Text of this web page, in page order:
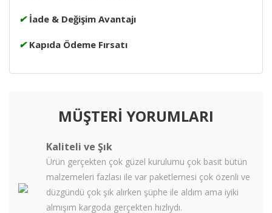
✔ İade & Değişim Avantajı
✔ Kapıda Ödeme Fırsatı
MÜŞTERİ YORUMLARI
Kaliteli ve Şık
Ürün gerçekten çok güzel kurulumu çok basit bütün
malzemeleri fazlası ile var paketlemesi çok özenli ve
düzgündü çok şık alırken şüphe ile aldım ama iyiki
almışım kargoda gerçekten hızlıydı.